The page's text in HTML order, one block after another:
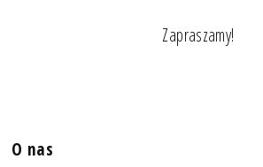
Zapraszamy!
O nas